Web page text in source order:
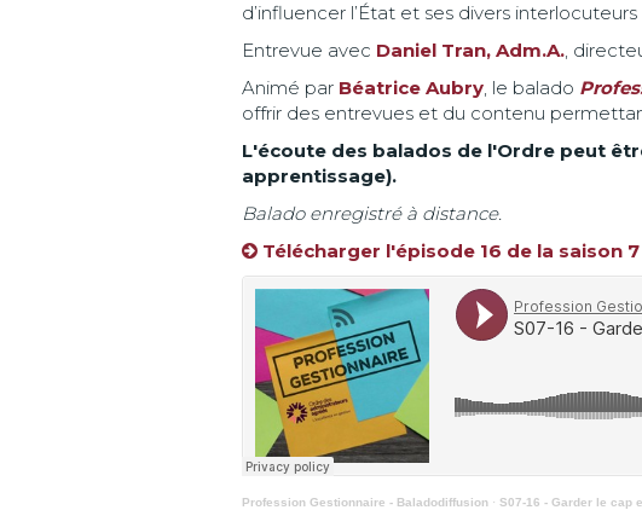
d’influencer l’État et ses divers
Entrevue avec Daniel Tran, Adm.A.,
Animé par Béatrice Aubry, le balado
offrir des entrevues et du contenu
L'écoute des balados de l'Ordre peut
apprentissage).
Balado enregistré à distance.
Télécharger l'épisode 16 de la saison 7
Profession Gestionnaire - Baladodiffusion· S07-16 - Garder le cap